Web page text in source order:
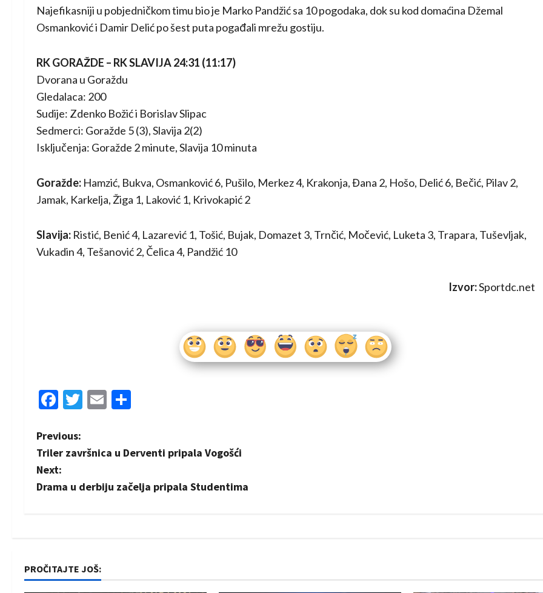
Najefikasniji u pobjedničkom timu bio je Marko Pandžić sa 10 pogodaka, dok su kod domaćina Džemal
Osmanković i Damir Delić po šest puta pogađali mrežu gostiju.
RK GORAŽDE – RK SLAVIJA 24:31 (11:17)
Dvorana u Goraždu
Gledalaca: 200
Sudije: Zdenko Božić i Borislav Slipac
Sedmerci: Goražde 5 (3), Slavija 2(2)
Isključenja: Goražde 2 minute, Slavija 10 minuta
Goražde: Hamzić, Bukva, Osmanković 6, Pušilo, Merkez 4, Krakonja, Đana 2, Hošo, Delić 6, Bečić, Pilav 2,
Jamak, Karkelja, Žiga 1, Laković 1, Krivokapić 2
Slavija: Ristić, Benić 4, Lazarević 1, Tošić, Bujak, Domazet 3, Trnčić, Močević, Luketa 3, Trapara, Tuševljak,
Vukadin 4, Tešanović 2, Čelica 4, Pandžić 10
Izvor:Sportdc.net
Facebook
Twitter
Email
P
o
s
a
Previous:
Triler završnica u Derventi pripala Vogošći
Next:
Drama u derbiju začelja pripala Studentima
PROČITAJTE JOŠ: